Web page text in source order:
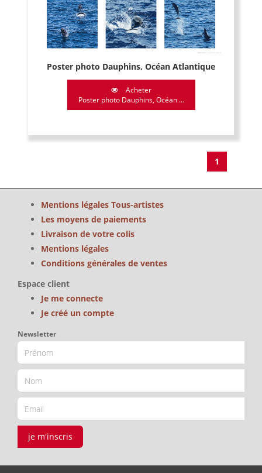
Poster photo Dauphins, Océan Atlantique
Acheter
Poster photo Dauphins, Océan ...
1
Mentions légales Tous-artistes
Les moyens de paiements
Livraison de votre colis
Mentions légales
Conditions générales de ventes
Espace client
Je me connecte
Je créé un compte
Newsletter
je m'inscris